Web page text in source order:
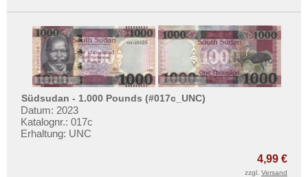
Südsudan - 1.000 Pounds (#017c_UNC)
Datum: 2023
Katalognr.: 017c
Erhaltung: UNC
4,99 €
zzgl. Versand